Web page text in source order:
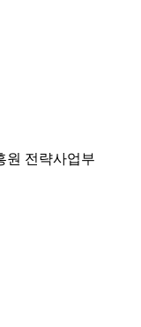
원 전략사업부